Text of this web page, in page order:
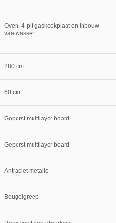
Oven, 4-pit gaskookplaat en inbouw
vaatwasser
280 cm
60 cm
Geperst multilayer board
Geperst multilayer board
Antraciet metalic
Beugelgreep